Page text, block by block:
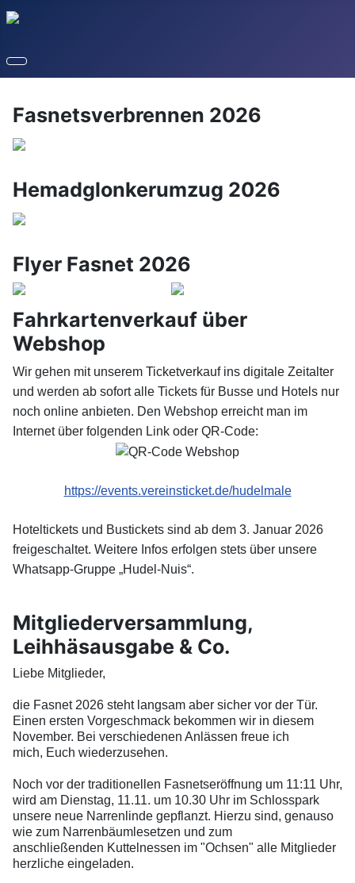
Fasnetsverbrennen 2026
Hemadglonkerumzug 2026
Flyer Fasnet 2026
Fahrkartenverkauf über
Webshop
Wir gehen mit unserem Ticketverkauf ins digitale Zeitalter
und werden ab sofort alle Tickets für Busse und Hotels nur
noch online anbieten. Den Webshop erreicht man im
Internet über folgenden Link oder QR-Code:
https://events.vereinsticket.de/hudelmale
Hoteltickets und Bustickets sind ab dem 3. Januar 2026
freigeschaltet. Weitere Infos erfolgen stets über unsere
Whatsapp-Gruppe „Hudel-Nuis“.
Mitgliederversammlung,
Leihhäsausgabe & Co.
Liebe Mitglieder,
die Fasnet 2026 steht langsam aber sicher vor der Tür.
Einen ersten Vorgeschmack bekommen wir in diesem
November. Bei verschiedenen Anlässen freue ich
mich, Euch wiederzusehen.
Noch vor der traditionellen Fasnetseröffnung um 11:11 Uhr,
wird am Dienstag, 11.11. um 10.30 Uhr im Schlosspark
unsere neue Narrenlinde gepflanzt. Hierzu sind, genauso
wie zum Narrenbäumlesetzen und zum
anschließenden Kuttelnessen im "Ochsen" alle Mitglieder
herzliche eingeladen.